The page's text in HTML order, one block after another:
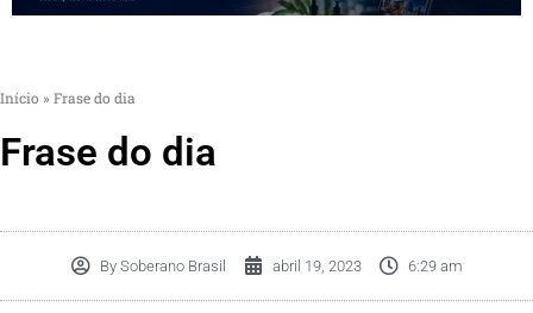
Início » Frase do dia
Frase do dia
BySoberano Brasil abril 19, 2023 6:29 am